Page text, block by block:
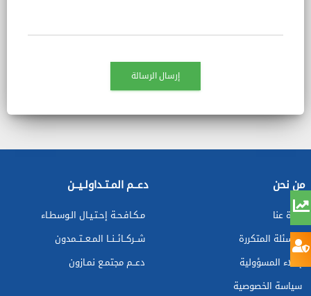
إرسال الرسالة
من نحن
نبذة عنا
الاسئلة المتكررة
إخلاء المسؤولية
سياسة الخصوصية
دعــم المـتـداولـيــن
مـكـافـحـة إحـتـيـال الـوسطـاء
شــركــائــنــا المـعــتــمدون
دعــم مجتمـع نمـازون